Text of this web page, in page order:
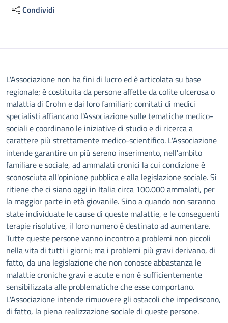
Condividi
Descrizione
L'Associazione non ha fini di lucro ed è articolata su base
regionale; è costituita da persone affette da colite ulcerosa o
malattia di Crohn e dai loro familiari; comitati di medici
specialisti affiancano l'Associazione sulle tematiche medico-
sociali e coordinano le iniziative di studio e di ricerca a
carattere più strettamente medico-scientifico. L'Associazione
intende garantire un più sereno inserimento, nell'ambito
familiare e sociale, ad ammalati cronici la cui condizione è
sconosciuta all'opinione pubblica e alla legislazione sociale. Si
ritiene che ci siano oggi in Italia circa 100.000 ammalati, per
la maggior parte in età giovanile. Sino a quando non saranno
state individuate le cause di queste malattie, e le conseguenti
terapie risolutive, il loro numero è destinato ad aumentare.
Tutte queste persone vanno incontro a problemi non piccoli
nella vita di tutti i giorni; ma i problemi più gravi derivano, di
fatto, da una legislazione che non conosce abbastanza le
malattie croniche gravi e acute e non è sufficientemente
sensibilizzata alle problematiche che esse comportano.
L'Associazione intende rimuovere gli ostacoli che impediscono,
di fatto, la piena realizzazione sociale di queste persone.